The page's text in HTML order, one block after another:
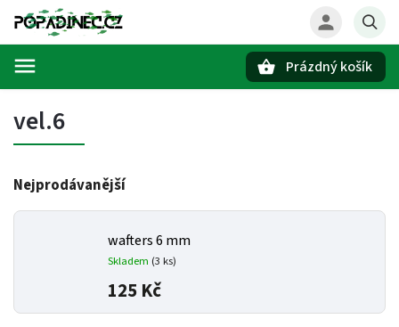
Prázdný košík
vel.6
Nejprodávanější
wafters 6 mm
Skladem (3 ks)
125 Kč